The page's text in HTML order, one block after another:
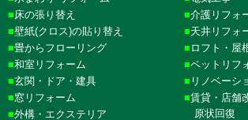
床の張り替え
壁紙(クロス)の貼り替え
畳からフローリング
和室リフォーム
玄関・ドア・建具
窓リフォーム
外構・エクステリア
介護リフォ
天井リフォ
ロフト・屋
ペットリフ
リノベーシ
賃貸・店舗
原状回復